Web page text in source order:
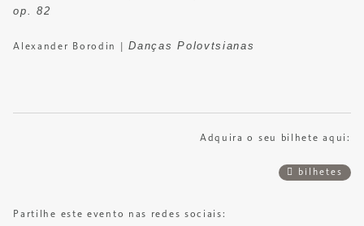
op. 82
Alexander Borodin |Danças Polovtsianas
Adquira o seu bilhete aqui:
bilhetes
Partilhe este evento nas redes sociais: